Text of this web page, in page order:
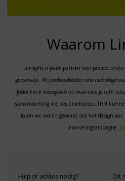
Waarom
Limegifts is jouw partner voor
giveaways. Wij onderscheiden ons met
jouw merk weergeven en waarmee je écht
samenwerking met reclamebureau TRN
laten we indien gewenst ook het design
marketingcampagne.
Hulp of advies nodig? Dit